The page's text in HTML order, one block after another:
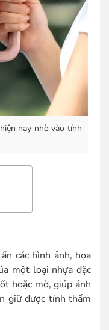
nay nhờ vào tính
các hình ảnh, họa
một loại nhựa đặc
hoặc mờ, giúp ánh
giữ được tính thẩm